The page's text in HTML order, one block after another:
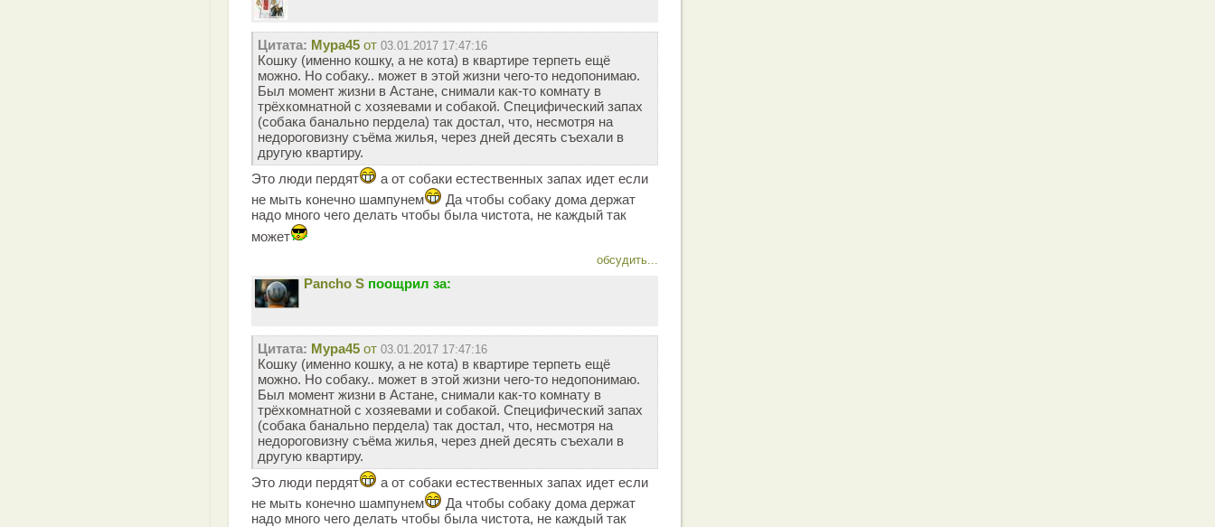
Цитата: Мура45 от 03.01.2017 17:47:16
Кошку (именно кошку, а не кота) в квартире терпеть ещё
можно. Но собаку.. может в этой жизни чего-то недопонимаю.
Был момент жизни в Астане, снимали как-то комнату в
трёхкомнатной с хозяевами и собакой. Специфический запах
(собака банально пердела) так достал, что, несмотря на
недороговизну съёма жилья, через дней десять съехали в
другую квартиру.
Это люди пердят
а от собаки естественных запах идет если
не мыть конечно шампунем
Да чтобы собаку дома держат
надо много чего делать чтобы была чистота, не каждый так
может
обсудить...
Pancho S поощрил за:
Цитата: Мура45 от 03.01.2017 17:47:16
Кошку (именно кошку, а не кота) в квартире терпеть ещё
можно. Но собаку.. может в этой жизни чего-то недопонимаю.
Был момент жизни в Астане, снимали как-то комнату в
трёхкомнатной с хозяевами и собакой. Специфический запах
(собака банально пердела) так достал, что, несмотря на
недороговизну съёма жилья, через дней десять съехали в
другую квартиру.
Это люди пердят
а от собаки естественных запах идет если
не мыть конечно шампунем
Да чтобы собаку дома держат
надо много чего делать чтобы была чистота, не каждый так